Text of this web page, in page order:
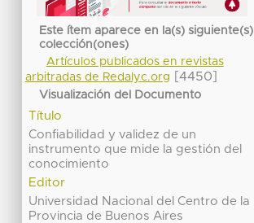
Este ítem aparece en la(s) siguiente(s)
colección(ones)
Artículos publicados en revistas
arbitradas de Redalyc.org
[4450]
Visualización del Documento
Título
Confiabilidad y validez de un
instrumento que mide la gestión del
conocimiento
Editor
Universidad Nacional del Centro de la
Provincia de Buenos Aires